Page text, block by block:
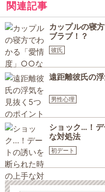
関連記事
カップルの寝
ブラブ！？
彼氏
遠距離彼氏の
男性心理
ショック…！
な対処法
初デート